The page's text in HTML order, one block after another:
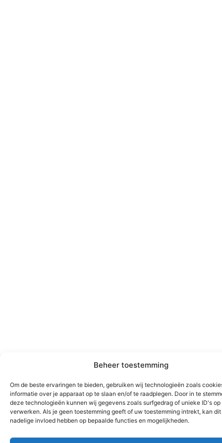
Beheer toestemming
Om de beste ervaringen te bieden, gebruiken wij technologieën zoals
informatie over je apparaat op te slaan en/of te raadplegen. Door in te
deze technologieën kunnen wij gegevens zoals surfgedrag of unieke ID's
verwerken. Als je geen toestemming geeft of uw toestemming intrekt, kan
nadelige invloed hebben op bepaalde functies en mogelijkheden.